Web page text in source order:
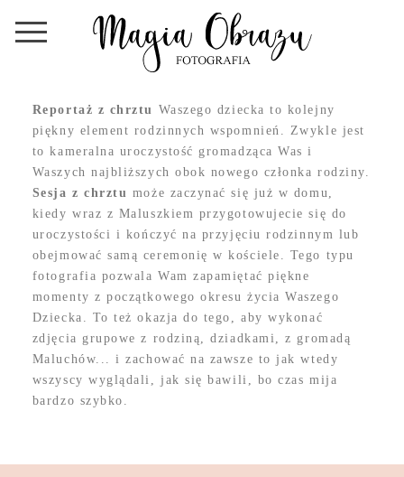
Reportaż z chrztu Waszego dziecka to kolejny
piękny element rodzinnych wspomnień. Zwykle jest
to kameralna uroczystość gromadząca Was i
Waszych najbliższych obok nowego członka rodziny.
Sesja z chrztu może zaczynać się już w domu,
kiedy wraz z Maluszkiem przygotowujecie się do
uroczystości i kończyć na przyjęciu rodzinnym lub
obejmować samą ceremonię w kościele. Tego typu
fotografia pozwala Wam zapamiętać piękne
momenty z początkowego okresu życia Waszego
Dziecka. To też okazja do tego, aby wykonać
zdjęcia grupowe z rodziną, dziadkami, z gromadą
Maluchów... i zachować na zawsze to jak wtedy
wszyscy wyglądali, jak się bawili, bo czas mija
bardzo szybko.